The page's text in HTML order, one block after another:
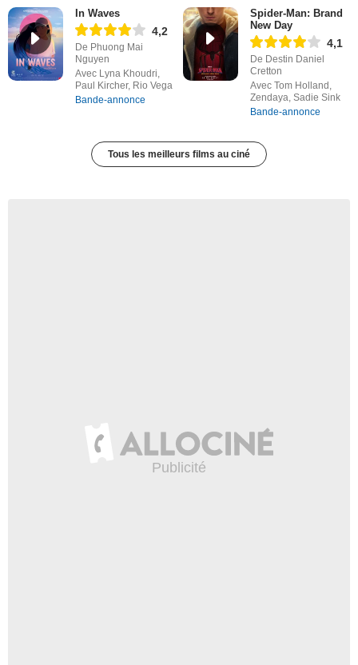
In Waves
4,2
De Phuong Mai
Nguyen
Avec Lyna Khoudri,
Paul Kircher, Rio Vega
Bande-annonce
Spider-Man: Brand
New Day
4,1
De Destin Daniel
Cretton
Avec Tom Holland,
Zendaya, Sadie Sink
Bande-annonce
Tous les meilleurs films au ciné